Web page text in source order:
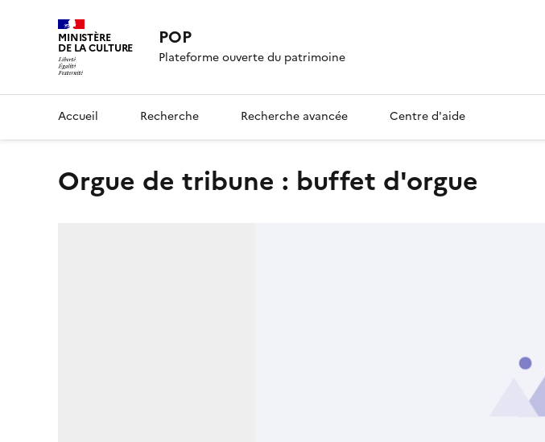
MINISTÈRE
DE LA CULTURE POP
Plateforme ouverte du patrimoine
Accueil Recherche Recherche avancée Centre d'aide
orgue de tribune : buffet d'orgue